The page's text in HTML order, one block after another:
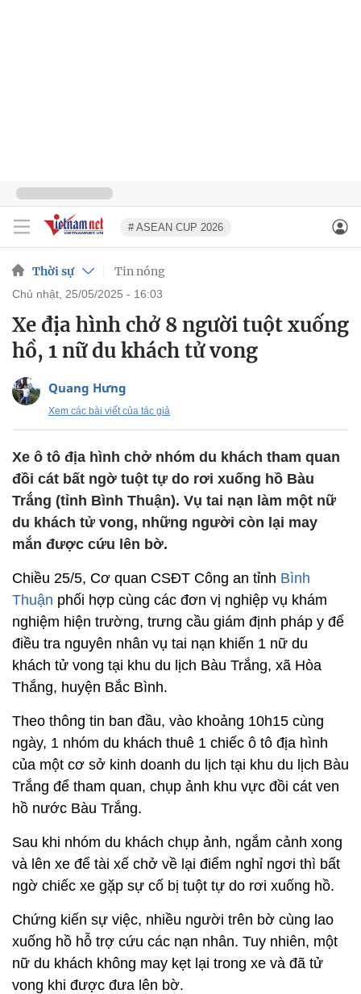
# ASEAN CUP 2026
Thời sự Tin nóng
chủ nhật, 25/05/2025 - 16:03
Xe địa hình chở 8 người tuột xuống
hồ, 1 nữ du khách tử vong
Quang Hưng
Xem các bài viết của tác giả
Xe ô tô địa hình chở nhóm du khách tham quan
đồi cát bất ngờ tuột tự do rơi xuống hồ Bàu
Trắng (tỉnh Bình Thuận). Vụ tai nạn làm một nữ
du khách tử vong, những người còn lại may
mắn được cứu lên bờ.
Chiều 25/5, Cơ quan CSĐT Công an tỉnh Bình
Thuận phối hợp cùng các đơn vị nghiệp vụ khám
nghiệm hiện trường, trưng cầu giám định pháp y để
điều tra nguyên nhân vụ tai nạn khiến 1 nữ du
khách tử vong tại khu du lịch Bàu Trắng, xã Hòa
Thắng, huyện Bắc Bình.
Theo thông tin ban đầu, vào khoảng 10h15 cùng
ngày, 1 nhóm du khách thuê 1 chiếc ô tô địa hình
của một cơ sở kinh doanh du lịch tại khu du lịch Bàu
Trắng để tham quan, chụp ảnh khu vực đồi cát ven
hồ nước Bàu Trắng.
Sau khi nhóm du khách chụp ảnh, ngắm cảnh xong
và lên xe để tài xế chở về lại điểm nghỉ ngơi thì bất
ngờ chiếc xe gặp sự cố bị tuột tự do rơi xuống hồ.
Chứng kiến sự việc, nhiều người trên bờ cùng lao
xuống hồ hỗ trợ cứu các nạn nhân. Tuy nhiên, một
nữ du khách không may kẹt lại trong xe và đã tử
vong khi được đưa lên bờ.